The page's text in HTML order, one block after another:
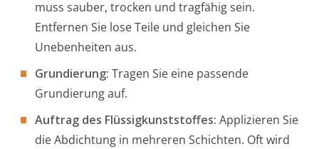
muss sauber, trocken und tragfähig sein.
Entfernen Sie lose Teile und gleichen Sie
Unebenheiten aus.
Grundierung: Tragen Sie eine passende
Grundierung auf.
Auftrag des Flüssigkunststoffes: Applizieren Sie
die Abdichtung in mehreren Schichten. Oft wird